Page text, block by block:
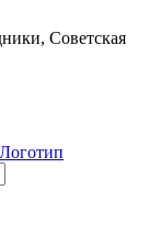
Советская